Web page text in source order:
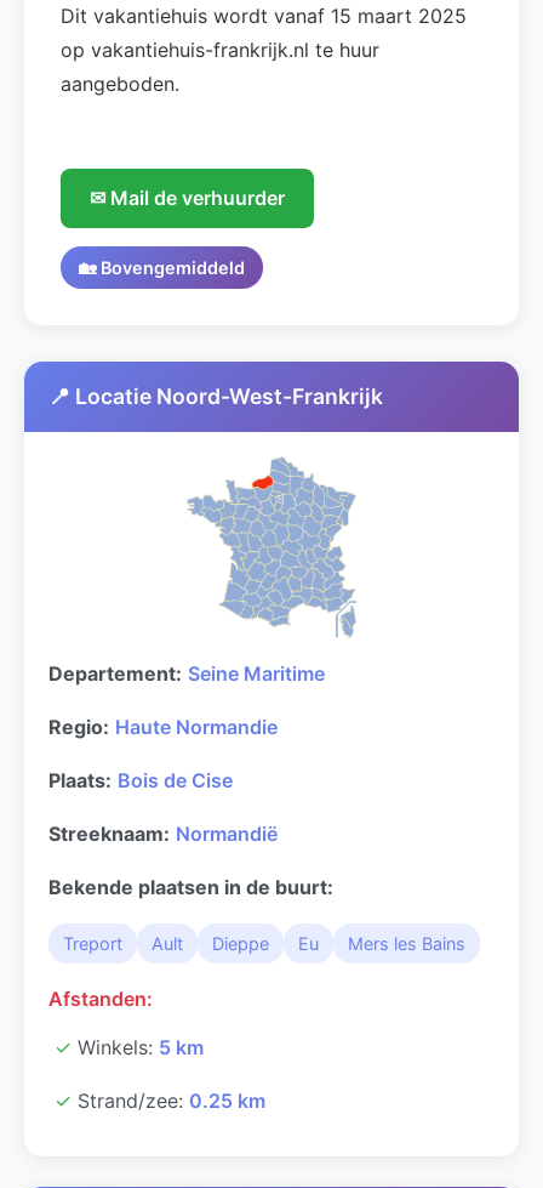
Dit vakantiehuis wordt vanaf 15 maart 2025
op vakantiehuis-frankrijk.nl te huur
aangeboden.
✉ Mail de verhuurder
🏡 Bovengemiddeld
📍 Locatie Noord-West-Frankrijk
Departement: Seine Maritime
Regio: Haute Normandie
Plaats: Bois de Cise
Streeknaam: Normandië
Bekende plaatsen in de buurt:
Treport Ault Dieppe Eu Mers les Bains
Afstanden:
✓ Winkels: 5 km
✓ Strand/zee: 0.25 km